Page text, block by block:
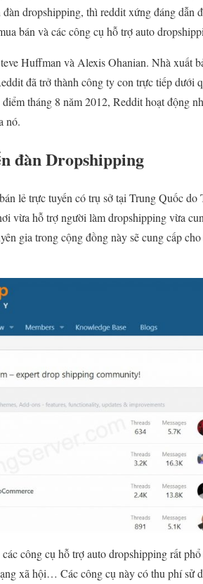
dropshipping, thì reddit xứng đáng dẫn
bán và các công cụ hỗ trợ auto
Huffman và Alexis Ohanian. Nhà xuất
đã trở thành công ty con trực tiếp dưới
tháng 8 năm 2012, Reddit hoạt động
nó.
đàn Dropshipping
lẻ trực tuyến có trụ sở tại Trung Quốc
vừa hỗ trợ người làm dropshipping vừa
gia trong cộng đồng này sẽ cung cấp
công cụ hỗ trợ auto dropshipping rất
xã hội… Các công cụ này có thu phí sử